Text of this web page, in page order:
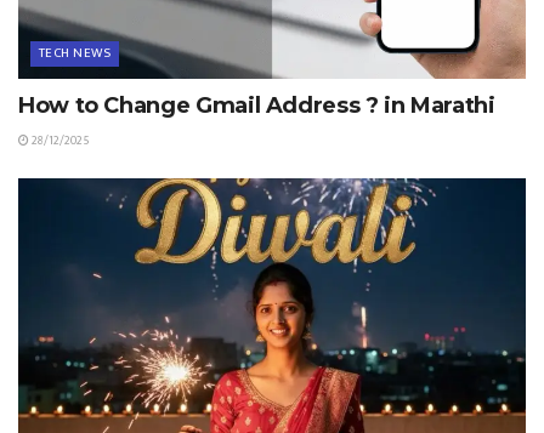
TECH NEWS
How to Change Gmail Address ? in Marathi
28/12/2025